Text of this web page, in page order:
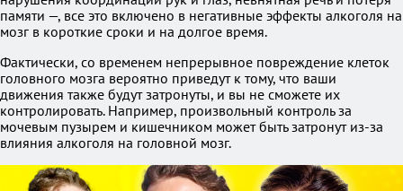
памяти —, все это включено в негативные эффекты алкоголя на
мозг в короткие сроки и на долгое время.
Фактически, со временем непрерывное повреждение клеток
головного мозга вероятно приведут к тому, что ваши
движения также будут затронуты, и вы не сможете их
контролировать. Например, произвольный контроль за
мочевым пузырем и кишечником может быть затронут из-за
влияния алкоголя на головной мозг.